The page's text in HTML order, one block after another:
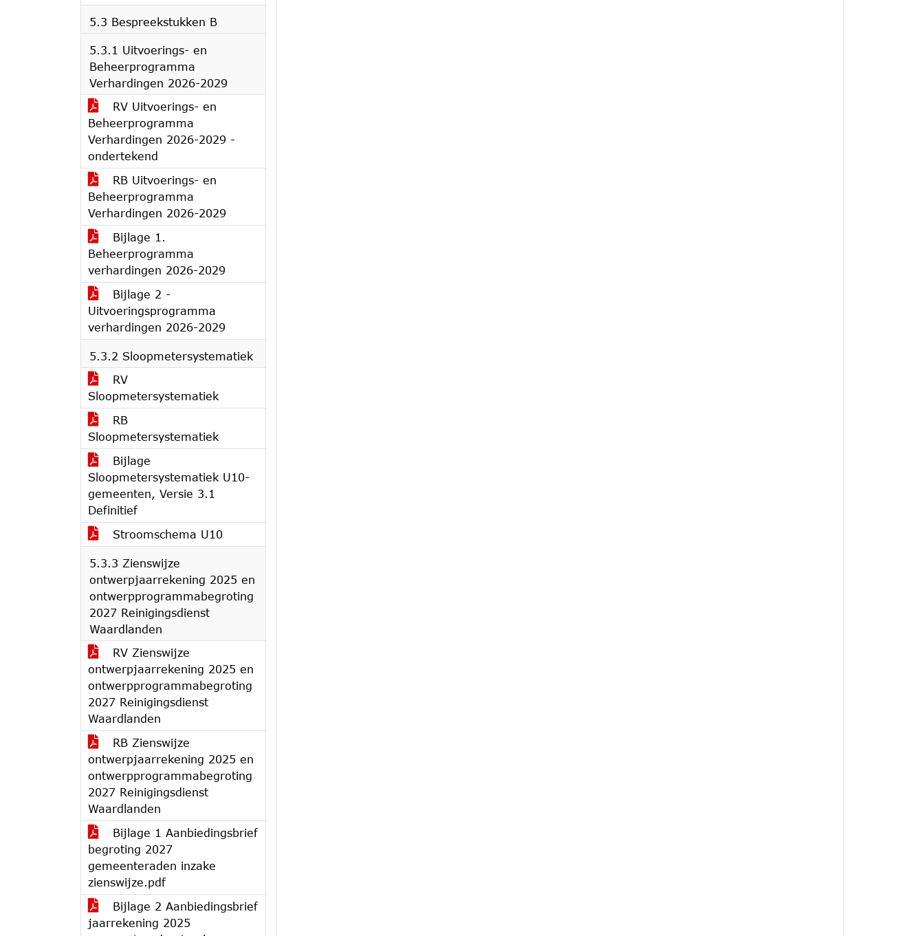
5.3 Bespreekstukken B
5.3.1 Uitvoerings- en
Beheerprogramma
Verhardingen 2026-2029
RV Uitvoerings- en
Beheerprogramma
Verhardingen 2026-2029 -
ondertekend
RB Uitvoerings- en
Beheerprogramma
Verhardingen 2026-2029
Bijlage 1.
Beheerprogramma
verhardingen 2026-2029
Bijlage 2 -
Uitvoeringsprogramma
verhardingen 2026-2029
5.3.2 Sloopmetersystematiek
RV
Sloopmetersystematiek
RB
Sloopmetersystematiek
Bijlage
Sloopmetersystematiek U10-
gemeenten, Versie 3.1
Definitief
Stroomschema U10
5.3.3 Zienswijze
ontwerpjaarrekening 2025 en
ontwerpprogrammabegroting
2027 Reinigingsdienst
Waardlanden
RV Zienswijze
ontwerpjaarrekening 2025 en
ontwerpprogrammabegroting
2027 Reinigingsdienst
Waardlanden
RB Zienswijze
ontwerpjaarrekening 2025 en
ontwerpprogrammabegroting
2027 Reinigingsdienst
Waardlanden
Bijlage 1 Aanbiedingsbrief
begroting 2027
gemeenteraden inzake
zienswijze.pdf
Bijlage 2 Aanbiedingsbrief
jaarrekening 2025